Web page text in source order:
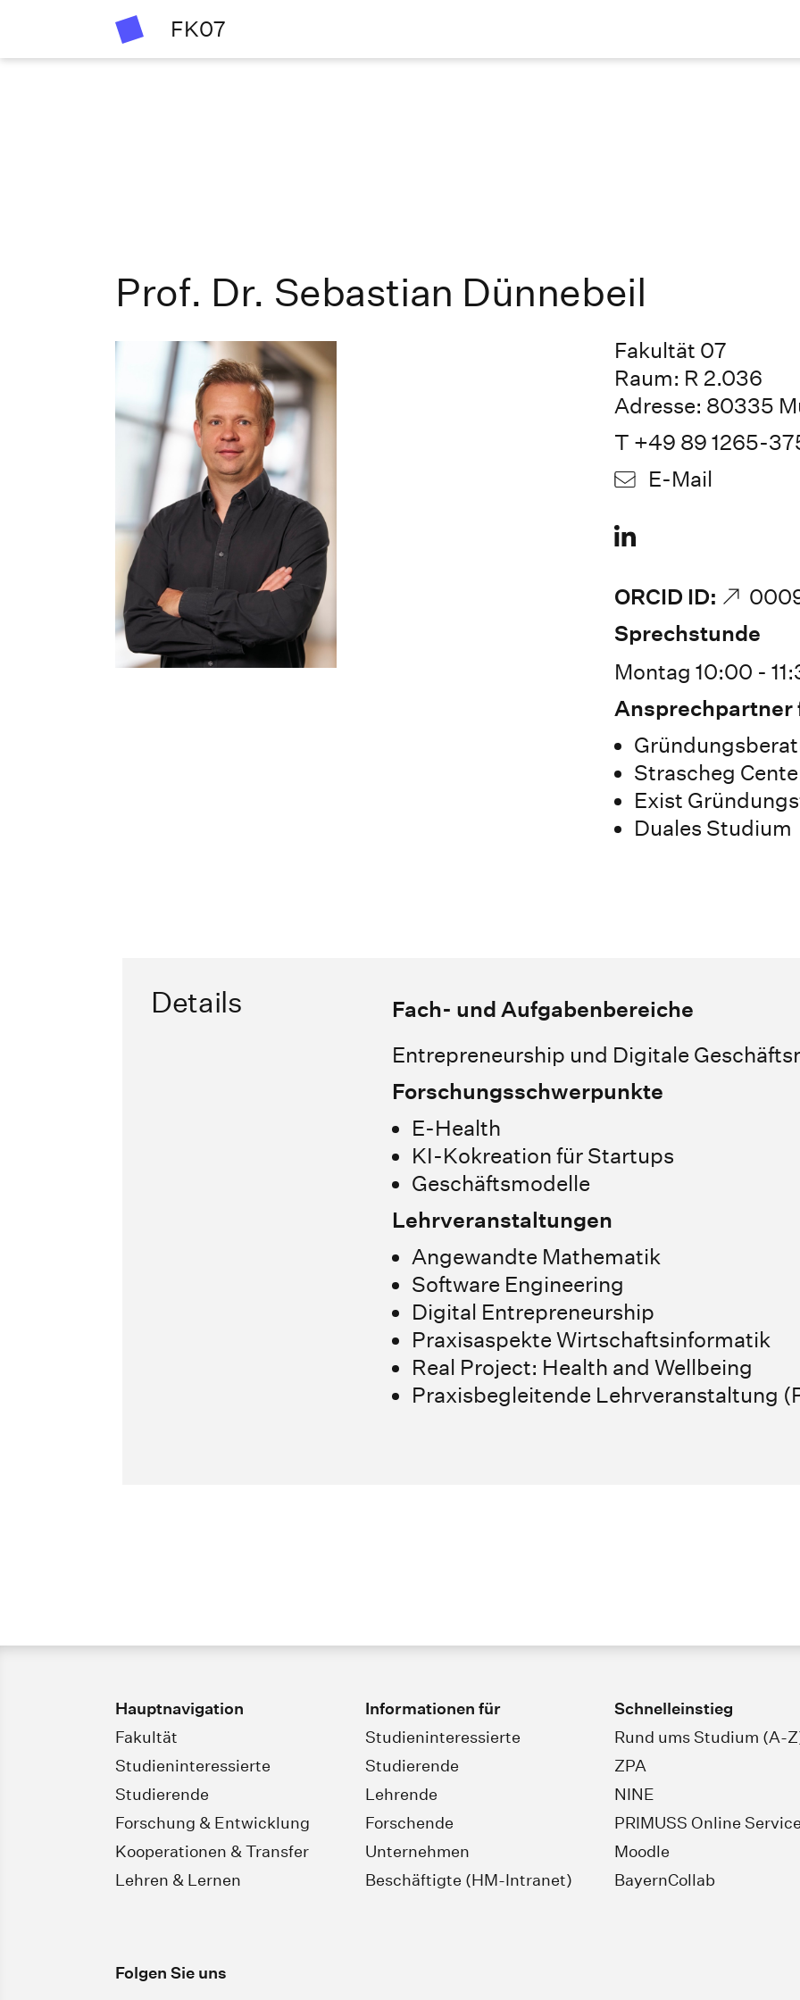
FK07
Prof. Dr. Sebastian Dünnebeil
Fakultät 07
Raum: R 2.036
Adresse: 80335
T +49 89 1265-
E-Mail
ORCID ID:
Sprechstunde
Montag 10:00 -
Ansprechpartner
Strascheg
Exist
Duales Studium
Details
Fach- und Aufgabenbereiche
Entrepreneurship und Digitale
Forschungsschwerpunkte
E-Health
KI-Kokreation für Startups
Geschäftsmodelle
Lehrveranstaltungen
Angewandte Mathematik
Software Engineering
Digital Entrepreneurship
Praxisaspekte Wirtschaftsinformatik
Real Project: Health and Wellbeing
Praxisbegleitende Lehrveranstaltung
Hauptnavigation
Fakultät
Studieninteressierte
Studierende
Forschung & Entwicklung
Kooperationen & Transfer
Lehren & Lernen
Informationen für
Studieninteressierte
Studierende
Lehrende
Forschende
Unternehmen
Beschäftigte (HM-Intranet)
Schnelleinstieg
Rund ums Studium (A-
ZPA
NINE
PRIMUSS Online
Moodle
BayernCollab
Folgen Sie uns